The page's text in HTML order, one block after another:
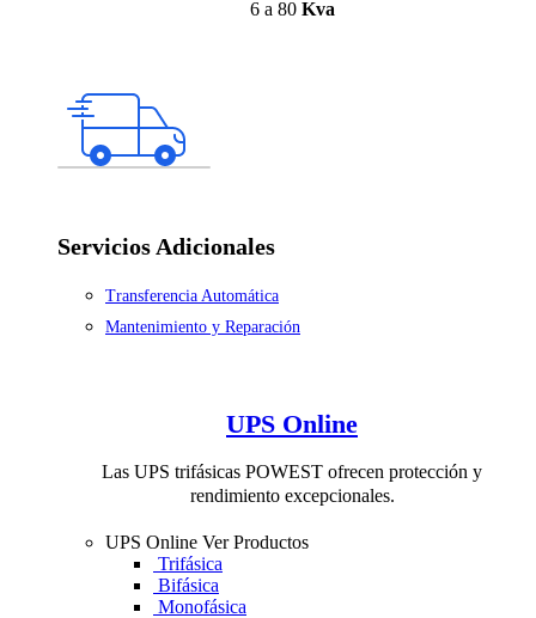
6 a 80 Kva
Servicios Adicionales
Transferencia Automática
Mantenimiento y Reparación
UPS Online
Las UPS trifásicas POWEST ofrecen protección y
rendimiento excepcionales.
UPS Online Ver Productos
Trifásica
Bifásica
Monofásica